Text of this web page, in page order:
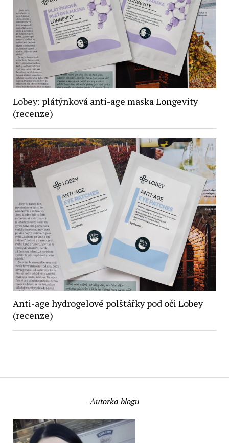
Autorka blogu
Lobey: plátýnková anti-age maska Longevity
(recenze)
Anti-age hydrogelové polštářky pod oči Lobey
(recenze)